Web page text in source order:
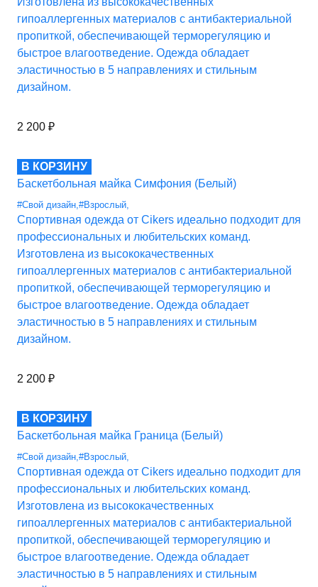
гипоаллергенных материалов с антибактериальной
пропиткой, обеспечивающей терморегуляцию и
быстрое влагоотведение. Одежда обладает
эластичностью в 5 направлениях и стильным
дизайном.
2 200 ₽
В КОРЗИНУ
Баскетбольная майка Симфония (Белый)
#Свой дизайн #Взрослый
Спортивная одежда от Cikers идеально подходит для
профессиональных и любительских команд.
Изготовлена из высококачественных
гипоаллергенных материалов с антибактериальной
пропиткой, обеспечивающей терморегуляцию и
быстрое влагоотведение. Одежда обладает
эластичностью в 5 направлениях и стильным
дизайном.
2 200 ₽
В КОРЗИНУ
Баскетбольная майка Граница (Белый)
#Свой дизайн #Взрослый
Спортивная одежда от Cikers идеально подходит для
профессиональных и любительских команд.
Изготовлена из высококачественных
гипоаллергенных материалов с антибактериальной
пропиткой, обеспечивающей терморегуляцию и
быстрое влагоотведение. Одежда обладает
эластичностью в 5 направлениях и стильным